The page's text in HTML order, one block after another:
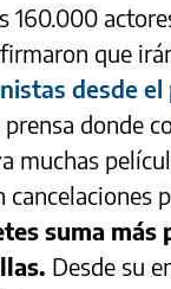
160.000
que
desde el
donde
muchas
suma
Desde su